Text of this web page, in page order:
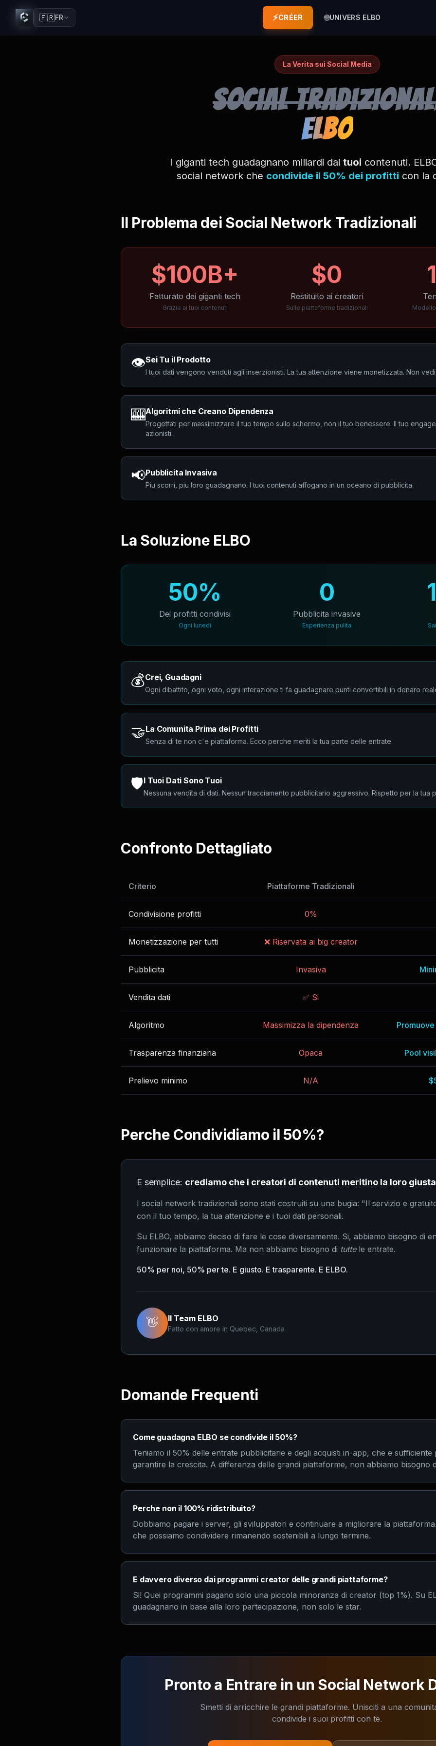
🇫🇷FR ⚡CRÉER 🌐UNIVERS ELBO
La Verita sui Social Media
Social
ELBO
I giganti tech guadagnano miliardi dai tuoi contenuti.
social network che condivide il 50% dei profitti con la
Il Problema dei Social Network Tradizionali
$100B+
Fatturato dei giganti tech
Grazie ai tuoi contenuti
$0
Restituito ai creatori
Sulle piattaforme tradizionali
👁️Sei Tu il Prodotto
I tuoi dati vengono venduti agli inserzionisti. La tua attenzione viene monetizzata. Non
🎰Algoritmi che Creano Dipendenza
Progettati per massimizzare il tuo tempo sullo schermo, non il tuo benessere. Il tuo
azionisti.
📢Pubblicita Invasiva
Piu scorri, piu loro guadagnano. I tuoi contenuti affogano in un oceano di pubblicita.
La Soluzione ELBO
50%
Dei profitti condivisi
Ogni lunedi
0
Pubblicita invasive
Esperienza pulita
💰Crei, Guadagni
Ogni dibattito, ogni voto, ogni interazione ti fa guadagnare punti convertibili in denaro
🤝La Comunita Prima dei Profitti
Senza di te non c'e piattaforma. Ecco perche meriti la tua parte delle entrate.
🛡️I Tuoi Dati Sono Tuoi
Nessuna vendita di dati. Nessun tracciamento pubblicitario aggressivo. Rispetto per la tua
Confronto Dettagliato
Criterio Piattaforme Tradizionali
Condivisione profitti 0%
Monetizzazione per tutti ❌ Riservata ai big creator
Pubblicita Invasiva
Vendita dati ✅ Si
Algoritmo Massimizza la dipendenza
Trasparenza finanziaria Opaca Pool
Prelievo minimo N/A
Perche Condividiamo il 50%?
E semplice: crediamo che i creatori di contenuti meritino la loro
I social network tradizionali sono stati costruiti su una bugia: "Il servizio e
con il tuo tempo, la tua attenzione e i tuoi dati personali.
Su ELBO, abbiamo deciso di fare le cose diversamente. Si, abbiamo bisogno di
funzionare la piattaforma. Ma non abbiamo bisogno di tuttele entrate.
50% per noi, 50% per te. E giusto. E trasparente. E ELBO.
👋 Il Team ELBO
Fatto con amore in Quebec, Canada
Domande Frequenti
Come guadagna ELBO se condivide il 50%?
Teniamo il 50% delle entrate pubblicitarie e degli acquisti in-app, che e
garantire la crescita. A differenza delle grandi piattaforme, non abbiamo bisogno
Perche non il 100% ridistribuito?
Dobbiamo pagare i server, gli sviluppatori e continuare a migliorare la
che possiamo condividere rimanendo sostenibili a lungo termine.
E davvero diverso dai programmi creator delle grandi piattaforme?
Si! Quei programmi pagano solo una piccola minoranza di creator (top 1%). Su
guadagnano in base alla loro partecipazione, non solo le star.
Pronto a Entrare in un Social Network
Smetti di arricchire le grandi piattaforme. Unisciti a una
condivide i suoi profitti con te.